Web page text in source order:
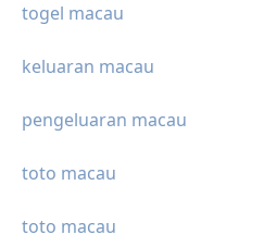
togel macau
keluaran macau
pengeluaran macau
toto macau
toto macau